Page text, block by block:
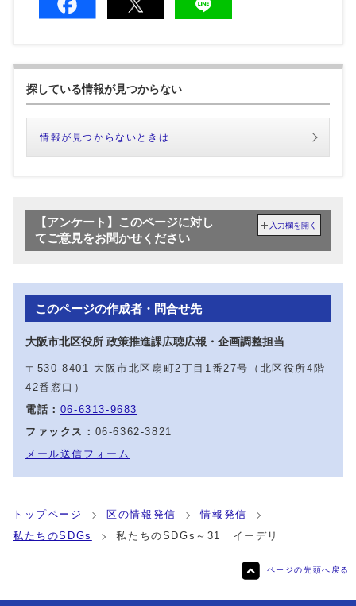
探している情報が見つからない
情報が見つからないときは
【アンケート】このページに対し
てご意見をお聞かせください
入力欄を開く
このページの作成者・問合せ先
大阪市北区役所 政策推進課広聴広報・企画調整担当
〒530-8401 大阪市北区扇町2丁目1番27号（北区役所4階
42番窓口）
電話： 06-6313-9683
ファックス： 06-6362-3821
メール送信フォーム
トップページ 区の情報発信
情報発信
私たちのSDGs
私たちのSDGs～31 イーデリ
ページの先頭へ戻る